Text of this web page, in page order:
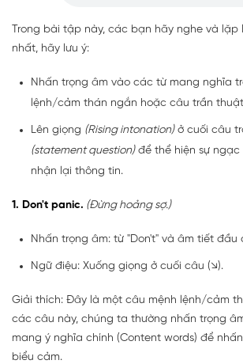
Trong bài tập này, các bạn hãy nghe và lặp
nhất, hãy lưu ý:
Nhấn trọng âm vào các từ mang nghĩa
lệnh/cảm thán ngắn hoặc câu trần
Lên giọng (Rising intonation)ở cuối câu
(statement question)để thể hiện sự ngạc
nhận lại thông tin.
1. Don't panic. (Đừng hoảng sợ.)
Nhấn trọng âm: từ "Don't" và âm tiết đầu
Ngữ điệu: Xuống giọng ở cuối câu (↘).
Giải thích: Đây là một câu mệnh lệnh/cảm
các câu này, chúng ta thường nhấn trọng
mang ý nghĩa chính (Content words) để
biểu cảm.